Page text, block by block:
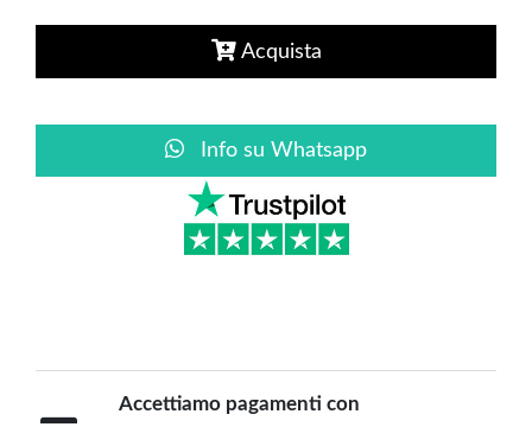
Acquista
Info su Whatsapp
Accettiamo pagamenti con